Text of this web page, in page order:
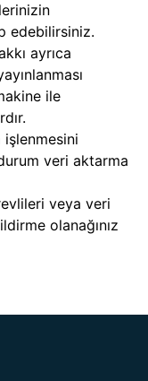
edebilirsiniz.
ayrıca
ile
işlenmesini
veri aktarma
veya veri
olanağınız